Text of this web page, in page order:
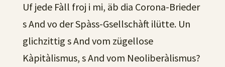
Uf jede Fàll froj i mi, äb dia Corona-Brieder
s And vo der Spàss-Gsellschàft ilütte. Un
glichzittig s And vom zügellose
Kàpitàlismus, s And vom Neoliberàlismus?